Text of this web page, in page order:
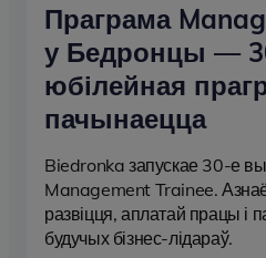
Праграма
у Бедронцы —
юбілейная
пачынаецца
Biedronka запускае 30-е
Management Trainee.
развіцця, аплатай працы і
будучых бізнес-лідараў.